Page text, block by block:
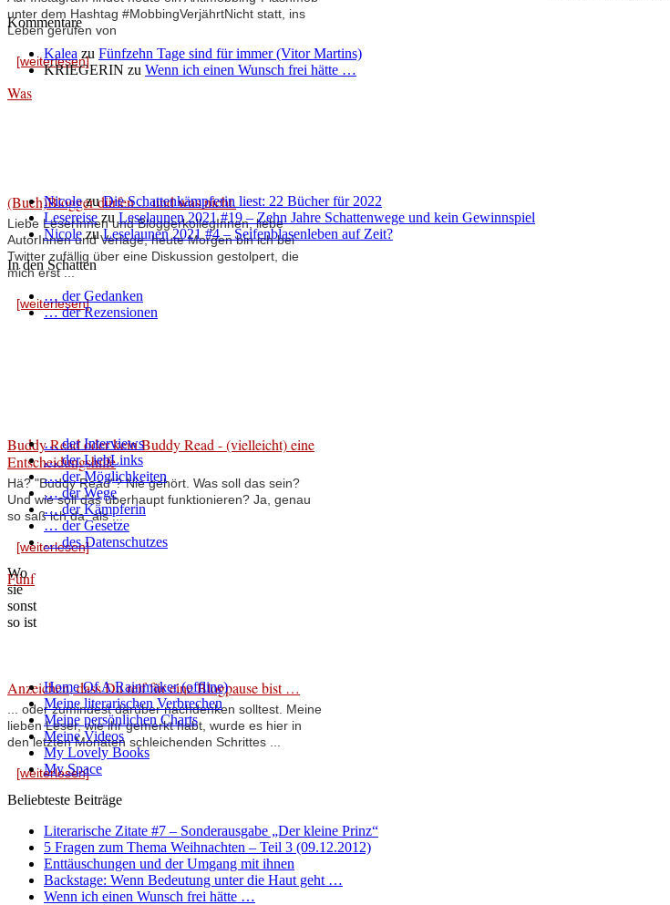
unter dem Hashtag #MobbingVerjährtNicht statt, ins
Leben gerufen von
[weiterlesen]
Was
(Buch)Blogger dürfen ... und was nicht.
Liebe LeserInnen und BloggerkollegInnen, liebe
AutorInnen und Verlage, heute Morgen bin ich bei
Twitter zufällig über eine Diskussion gestolpert, die
mich erst ...
[weiterlesen]
Buddy Read oder kein Buddy Read - (vielleicht) eine
Entscheidungshilfe
Hä? "Buddy Read"? Nie gehört. Was soll das sein?
Und wie soll das überhaupt funktionieren? Ja, genau
so saß ich da, als ...
[weiterlesen]
Fünf
Anzeichen, dass Du reif für eine Blogpause bist …
... oder zumindest darüber nachdenken solltest. Meine
lieben Leser, wie ihr gemerkt habt, wurde es hier in
den letzten Monaten schleichenden Schrittes ...
[weiterlesen]
Kommentare
Kalea zu Fünfzehn Tage sind für immer (Vitor Martins)
KRIEGERIN zu Wenn ich einen Wunsch frei hätte …
NicolezuDie Schattenkämpferin liest: 22 Bücher für 2022
Lesereise zu Leselaunen 2021 #19 – Zehn Jahre Schattenwege und kein Gewinnspiel
Nicole zuLeselaunen 2021 #4 – Seifenblasenleben auf Zeit?
In den Schatten
… der Gedanken
… der Rezensionen
… der Interviews
… der LiebLinks
… der Möglichkeiten
… der Wege
… der Kämpferin
… der Gesetze
… des Datenschutzes
Wo
sie
sonst
so ist
Home Of A Rainmaker (offline)
Meine literarischen Verbrechen
Meine persönlichen Charts
Meine Videos
My Lovely Books
My Space
Beliebteste Beiträge
Literarische Zitate #7 – Sonderausgabe „Der kleine Prinz“
5 Fragen zum Thema Weihnachten – Teil 3 (09.12.2012)
Enttäuschungen und der Umgang mit ihnen
Backstage: Wenn Bedeutung unter die Haut geht …
Wenn ich einen Wunsch frei hätte …